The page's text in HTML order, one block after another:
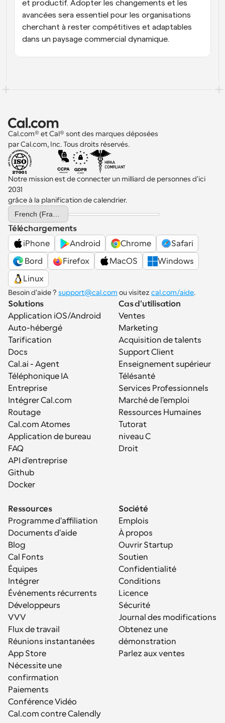
et productif. Adopter les changements et les
avancées sera essentiel pour les organisations
cherchant à rester compétitives et adaptables
dans un paysage commercial dynamique.
Cal.com® et Cal® sont des marques déposées
par Cal.com, Inc. Tous droits réservés.
Notre mission est de connecter un milliard de personnes d'ici
2031
grâce à la planification de calendrier.
Select Language
Téléchargements
iPhone
Android Chrome
Safari
Bord
Firefox MacOS
Windows
Linux
Besoin d'aide ? support@cal.com ou visitez cal.com/aide.
Solutions
Application iOS/Android
Auto-hébergé
Tarification
Docs
Cal.ai - Agent
Téléphonique IA
Entreprise
Intégrer Cal.com
Routage
Cal.com Atomes
Application de bureau
FAQ
API d'entreprise
Github
Docker
Cas d'utilisation
Ventes
Marketing
Acquisition de talents
Support Client
Enseignement supérieur
Télésanté
Services Professionnels
Marché de l'emploi
Ressources Humaines
Tutorat
niveau C
Droit
Ressources
Programme d'affiliation
Documents d'aide
Blog
Cal Fonts
Équipes
Intégrer
Événements récurrents
Développeurs
VVV
Flux de travail
Réunions instantanées
App Store
Nécessite une
confirmation
Paiements
Conférence Vidéo
Cal.com contre Calendly
Société
Emplois
À propos
Ouvrir Startup
Soutien
Confidentialité
Conditions
Licence
Sécurité
Journal des modifications
Obtenez une
démonstration
Parlez aux ventes